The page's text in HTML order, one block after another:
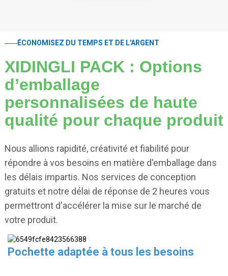
ÉCONOMISEZ DU TEMPS ET DE L'ARGENT
XIDINGLI PACK : Options
d’emballage
personnalisées de haute
qualité pour chaque produit
Nous allions rapidité, créativité et fiabilité pour
répondre à vos besoins en matière d'emballage dans
les délais impartis. Nos services de conception
gratuits et notre délai de réponse de 2 heures vous
permettront d'accélérer la mise sur le marché de
votre produit.
Pochette adaptée à tous les besoins